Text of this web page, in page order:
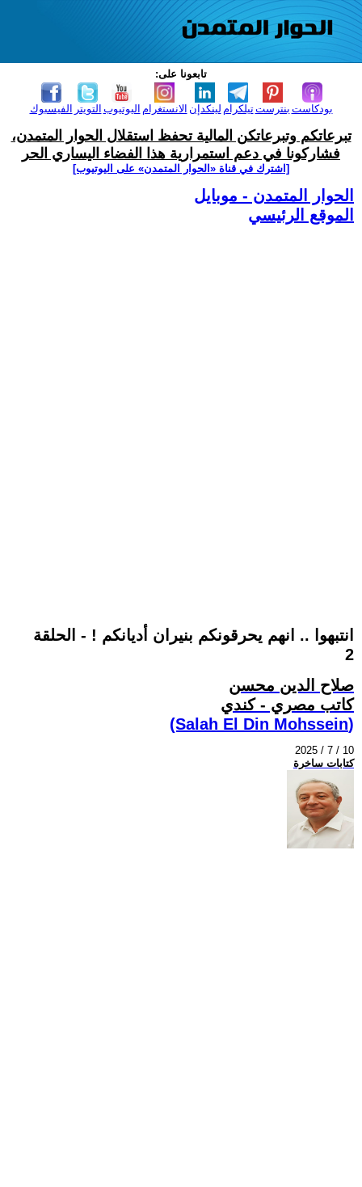
تابعونا على:
الفيسبوك التويتر اليوتيوب الانستغرام لينكدإن تيلكرامبنترست بودكاست
تبرعاتكم وتبرعاتكن المالية تحفظ استقلال الحوار المتمدن،
فشاركونا في دعم استمرارية هذا الفضاء اليساري الحر
[اشترك في قناة ‫«الحوار المتمدن» على اليوتيوب]
الحوار المتمدن - موبايل
الموقع الرئيسي
انتبهوا .. انهم يحرقونكم بنيران أديانكم ! - الحلقة
2
صلاح الدين محسن
كاتب مصري - كندي
(Salah El Din Mohssein‏)
2025 / 7 / 10
كتابات ساخرة